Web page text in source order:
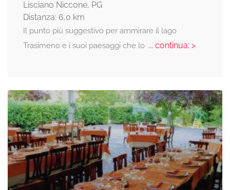
Lisciano Niccone, PG
Distanza: 6,0 km
Il punto più suggestivo per ammirare il lago
Trasimeno e i suoi paesaggi che lo... continua: >